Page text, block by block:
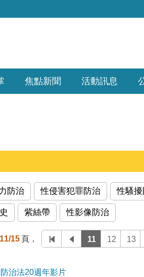
焦點新聞 活動訊息
防治 性侵害犯罪防治 性騷
紫絲帶 性影像防治
11/15 頁， 11 12 13
治法20週年影片